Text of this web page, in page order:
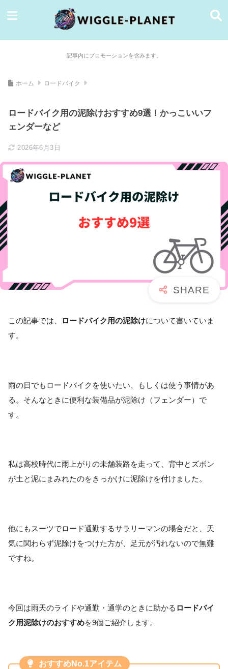
記事内にプロモーションを含みます。
ホーム ロードバイク
ロードバイク用の泥除けおすすめ9選！かっこいいフ
ェンダーなど
2026年6月3日
この記事では、 ロードバイク用の泥除けについて書いていま
す。
雨の日でもロードバイクを使いたい、もしくは使う事情があ
る。そんなときに便利な装備品が泥除け（フェンダー）で
す。
私は高校時代に雨上がりの未舗装路を走って、背中とズボン
が土と泥にまみれたのをきっかけに泥除けを付けました。
他にもスーツでロード通勤するサラリーマンの場合だと、天
気に関わらず泥除けをつけた方が、足元が汚れないので無難
ですね。
今回は雨天のライドや通勤・通学のときに助かる ロードバイ
ク用泥除けのおすすめを9個ご紹介します。
おすすめNo.1アイテム